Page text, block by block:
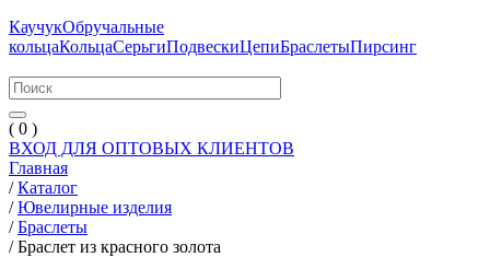
КаучукОбручальные
кольцаКольцаСерьгиПодвескиЦепиБраслетыПирсинг
( 0 )
ВХОД ДЛЯ ОПТОВЫХ КЛИЕНТОВ
Главная
/ Каталог
/ Ювелирные изделия
/ Браслеты
/ Браслет из красного золота